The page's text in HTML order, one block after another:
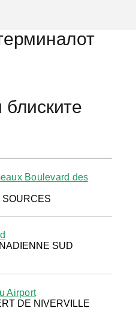
блиските
Boulevard des
SOURCES
SUD
Airport
DE NIVERVILLE